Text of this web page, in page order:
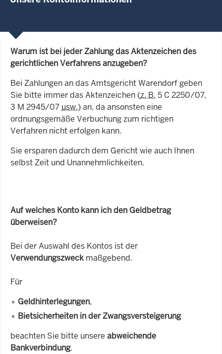
Warum ist bei jeder Zahlung das Aktenzeichen des
gerichtlichen Verfahrens anzugeben?
Bei Zahlungen an das Amtsgericht Warendorf geben
Sie bitte immer das Aktenzeichen (z. B. 5 C 2250/07,
3 M 2945/07 usw.) an, da ansonsten eine
ordnungsgemäße Verbuchung zum richtigen
Verfahren nicht erfolgen kann.
Sie ersparen dadurch dem Gericht wie auch Ihnen
selbst Zeit und Unannehmlichkeiten.
Auf welches Konto kann ich den Geldbetrag
überweisen?
Bei der Auswahl des Kontos ist der
Verwendungszweck maßgebend.
Für
Geldhinterlegungen,
Bietsicherheiten in der Zwangsversteigerung
beachten Sie bitte unsere abweichende
Bankverbindung.